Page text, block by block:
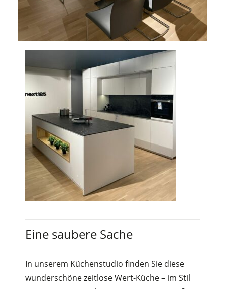
Eine saubere Sache
In unserem Küchenstudio finden Sie diese
wunderschöne zeitlose Wert-Küche – im Stil